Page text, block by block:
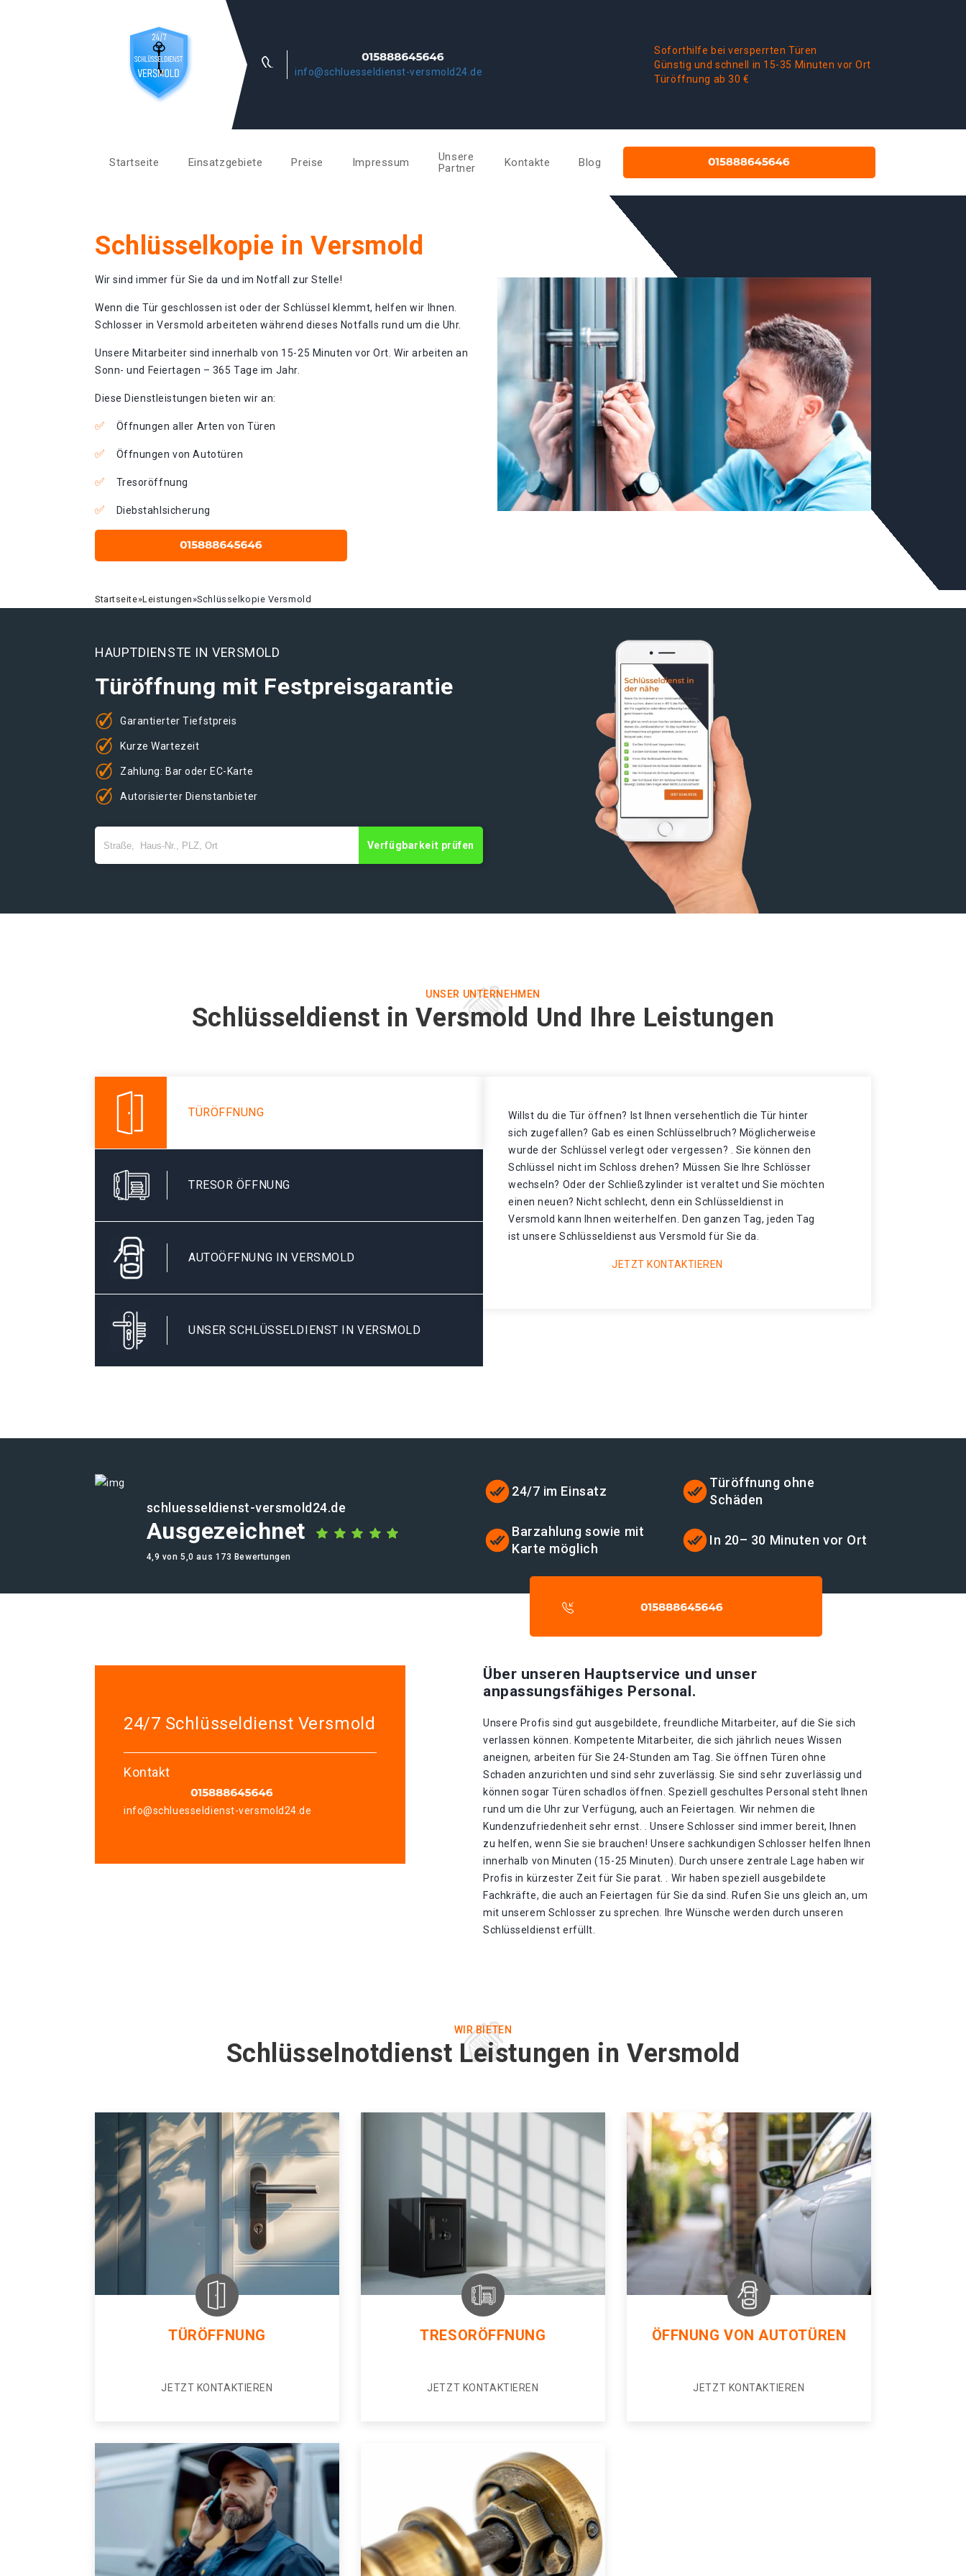
info@schluesseldienst-versmold24.de
Soforthilfe bei versperrten Türen
Günstig und schnell in 15-35 Minuten vor Ort
Türöffnung ab 30 €
Startseite Einsatzgebiete Preise Impressum
Unsere
Partner
Kontakte Blog
Schlüsselkopie in Versmold
Wir sind immer für Sie da und im Notfall zur Stelle!
Wenn die Tür geschlossen ist oder der Schlüssel klemmt, helfen wir Ihnen.
Schlosser in Versmold arbeiteten während dieses Notfalls rund um die Uhr.
Unsere Mitarbeiter sind innerhalb von 15-25 Minuten vor Ort. Wir arbeiten an
Sonn- und Feiertagen – 365 Tage im Jahr.
Diese Dienstleistungen bieten wir an:
Öffnungen aller Arten von Türen
Öffnungen von Autotüren
Tresoröffnung
Diebstahlsicherung
Startseite»Leistungen»Schlüsselkopie Versmold
HAUPTDIENSTE IN VERSMOLD
Türöffnung mit Festpreisgarantie
Garantierter Tiefstpreis
Kurze Wartezeit
Zahlung: Bar oder EC-Karte
Autorisierter Dienstanbieter
Verfügbarkeit prüfen
UNSER UNTERNEHMEN
Schlüsseldienst in Versmold Und Ihre Leistungen
TÜRÖFFNUNG
TRESOR ÖFFNUNG
AUTOÖFFNUNG IN VERSMOLD
UNSER SCHLÜSSELDIENST IN VERSMOLD
Willst du die Tür öffnen? Ist Ihnen versehentlich die Tür hinter
sich zugefallen? Gab es einen Schlüsselbruch? Möglicherweise
wurde der Schlüssel verlegt oder vergessen? . Sie können den
Schlüssel nicht im Schloss drehen? Müssen Sie Ihre Schlösser
wechseln? Oder der Schließzylinder ist veraltet und Sie möchten
einen neuen? Nicht schlecht, denn ein Schlüsseldienst in
Versmold kann Ihnen weiterhelfen. Den ganzen Tag, jeden Tag
ist unsere Schlüsseldienst aus Versmold für Sie da.
JETZT KONTAKTIEREN
schluesseldienst-versmold24.de
Ausgezeichnet
4,9 von 5,0 aus 173 Bewertungen
24/7 im Einsatz
Türöffnung ohne
Schäden
Barzahlung sowie mit
Karte möglich
In 20– 30 Minuten vor Ort
24/7 Schlüsseldienst Versmold
Kontakt
info@schluesseldienst-versmold24.de
Über unseren Hauptservice und unser
anpassungsfähiges Personal.
Unsere Profis sind gut ausgebildete, freundliche Mitarbeiter, auf die Sie sich
verlassen können. Kompetente Mitarbeiter, die sich jährlich neues Wissen
aneignen, arbeiten für Sie 24-Stunden am Tag. Sie öffnen Türen ohne
Schaden anzurichten und sind sehr zuverlässig. Sie sind sehr zuverlässig und
können sogar Türen schadlos öffnen. Speziell geschultes Personal steht Ihnen
rund um die Uhr zur Verfügung, auch an Feiertagen. Wir nehmen die
Kundenzufriedenheit sehr ernst. . Unsere Schlosser sind immer bereit, Ihnen
zu helfen, wenn Sie sie brauchen! Unsere sachkundigen Schlosser helfen Ihnen
innerhalb von Minuten (15-25 Minuten). Durch unsere zentrale Lage haben wir
Profis in kürzester Zeit für Sie parat. . Wir haben speziell ausgebildete
Fachkräfte, die auch an Feiertagen für Sie da sind. Rufen Sie uns gleich an, um
mit unserem Schlosser zu sprechen. Ihre Wünsche werden durch unseren
Schlüsseldienst erfüllt.
WIR BIETEN
Schlüsselnotdienst Leistungen in Versmold
TÜRÖFFNUNG
JETZT KONTAKTIEREN
TRESORÖFFNUNG
JETZT KONTAKTIEREN
ÖFFNUNG VON AUTOTÜREN
JETZT KONTAKTIEREN